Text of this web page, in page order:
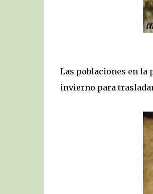
Las poblaciones en la
invierno para